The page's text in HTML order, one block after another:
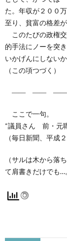
た。年収が２００
至り、貧富の格差が
このたびの政権
的手法にノーを突
いかげんにしない
（この項つづく）
―― ――
ここで一句。
“議員さん 前・元
（毎日新聞、平成
（サルは木から落
て肩書きだけでも…